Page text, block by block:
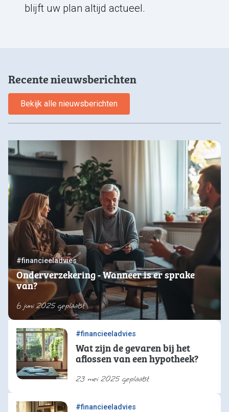
blijft uw plan altijd actueel.
Recente nieuwsberichten
Bekijk alle nieuwsberichten
#financieeladvies
Onderverzekering - Wanneer is er sprake
van?
6 juni 2025 geplaatst
#financieeladvies
Wat zijn de gevaren bij het
aflossen van een hypotheek?
23 mei 2025 geplaatst
#financieeladvies